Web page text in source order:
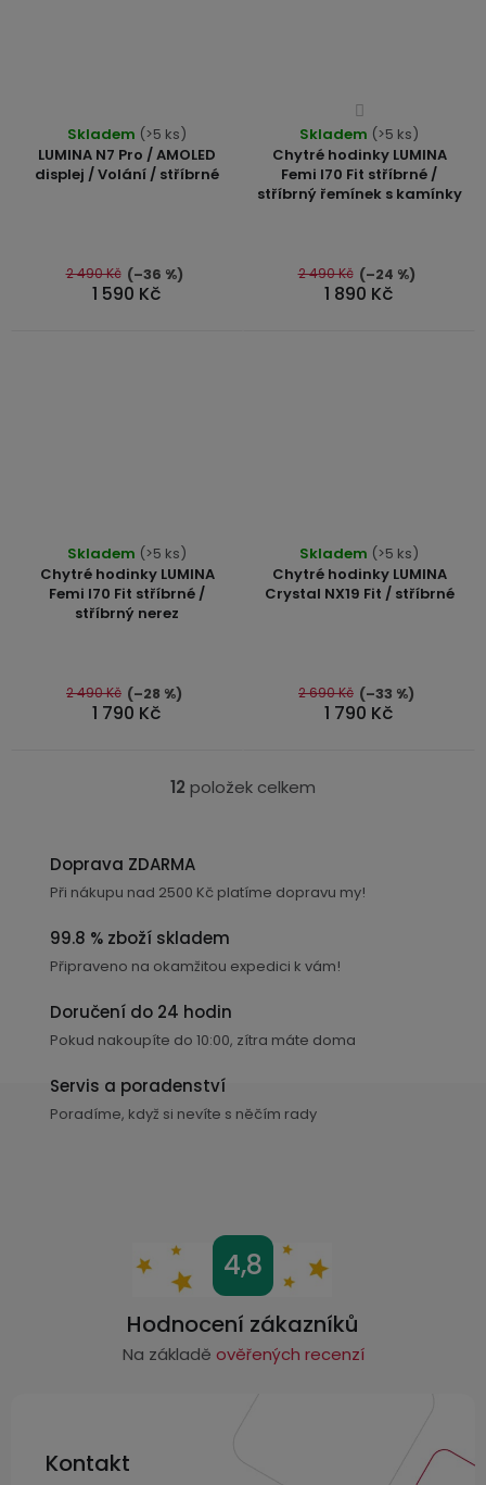
LUMINA N7 Pro / AMOLED
displej / Volání / stříbrné
hodnocení
produktu
5
hvězdiček.
Skladem (>5 ks)
1 590 Kč
2 490 Kč (–36 %)
Chytré hodinky LUMINA
Femi I70 Fit stříbrné /
stříbrný řemínek s kamínky
Průměrné
hodnocení
produktu
je
5
hvězdiček.
Skladem (>5 ks)
1 890 Kč
2 490 Kč (–24 %)
Chytré hodinky LUMINA
Femi I70 Fit stříbrné /
stříbrný nerez
hodnocení
produktu
je
5
hvězdiček.
Skladem (>5 ks)
1 790 Kč
2 490 Kč (–28 %)
Chytré hodinky LUMINA
Crystal NX19 Fit / stříbrné
hodnocení
produktu
5
hvězdiček.
Skladem (>5 ks)
1 790 Kč
2 690 Kč (–33 %)
O
d
c
í
r
y
s
u
12 položek celkem
Doprava ZDARMA
Při nákupu nad 2500 Kč platíme dopravu my!
99.8 % zboží skladem
Připraveno na okamžitou expedici k vám!
Doručení do 24 hodin
Pokud nakoupíte do 10:00, zítra máte doma
Servis a poradenství
Poradíme, když si nevíte s něčím rady
4,8
Hodnocení zákazníků
Na základě ověřených recenzí
Kontakt